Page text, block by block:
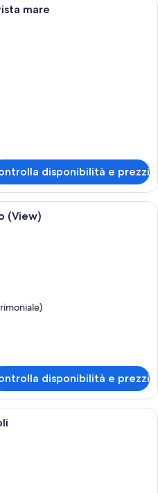
mare
disponibilità e prezzi
Una camera d'albergo moderna con
(View)
disponibilità e prezzi
Un letto matrimoniale con lenzuola